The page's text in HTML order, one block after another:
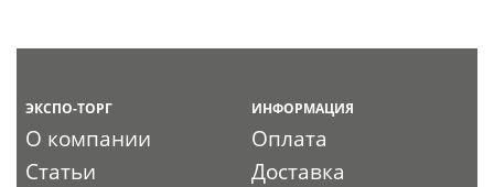
ЭКСПО-ТОРГ
О компании
Статьи
ИНФОРМАЦИЯ
Оплата
Доставка